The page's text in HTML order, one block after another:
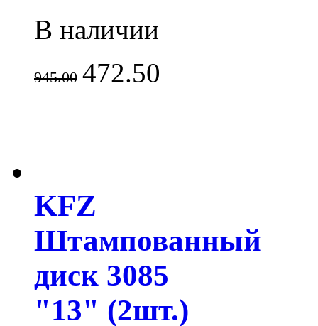
В наличии
945.00 472.50
KFZ
Штампованный
диск 3085
"13" (2шт.)